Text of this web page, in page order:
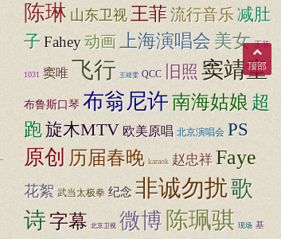
陈琳 山东卫视 王菲流行音乐减肚
子Fahey动画 上海演唱会 美女 王菲
1031 窦唯 飞行 王靖雯 QCC 旧照 窦靖童
布鲁斯口琴 布翁尼许南海姑娘 超
跑旋木MTV 欧美原唱 北京演唱会 PS
原创 历届春晚 karaok 赵忠祥 Faye
花絮 武当太极拳 纪念 非诚勿扰歌
诗字幕 北京卫视 微博 陈珮骐 现场 基
顶部